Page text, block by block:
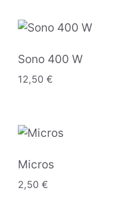
Sono 400 W
12,50 €
Micros
2,50 €